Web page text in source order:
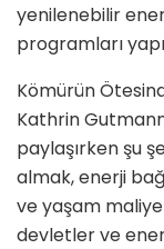
yenilenebilir
programları
Kömürün
Kathrin Gutmann
paylaşırken şu
almak, enerji
ve yaşam
devletler ve